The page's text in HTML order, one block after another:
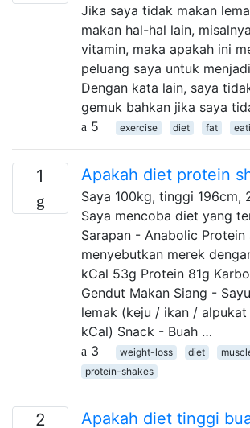
Jika saya tidak makan
makan hal-hal lain,
vitamin, maka apakah ini
peluang saya untuk
Dengan kata lain, saya
gemuk bahkan jika saya
5
exercise diet fat
1 Apakah diet protein
Saya 100kg, tinggi 196cm,
Saya mencoba diet yang
Sarapan - Anabolic Protein
menyebutkan merek
kCal 53g Protein 81g
Gendut Makan Siang -
lemak (keju / ikan /
kCal) Snack - Buah …
3
weight-loss diet
protein-shakes
2 Apakah diet tinggi